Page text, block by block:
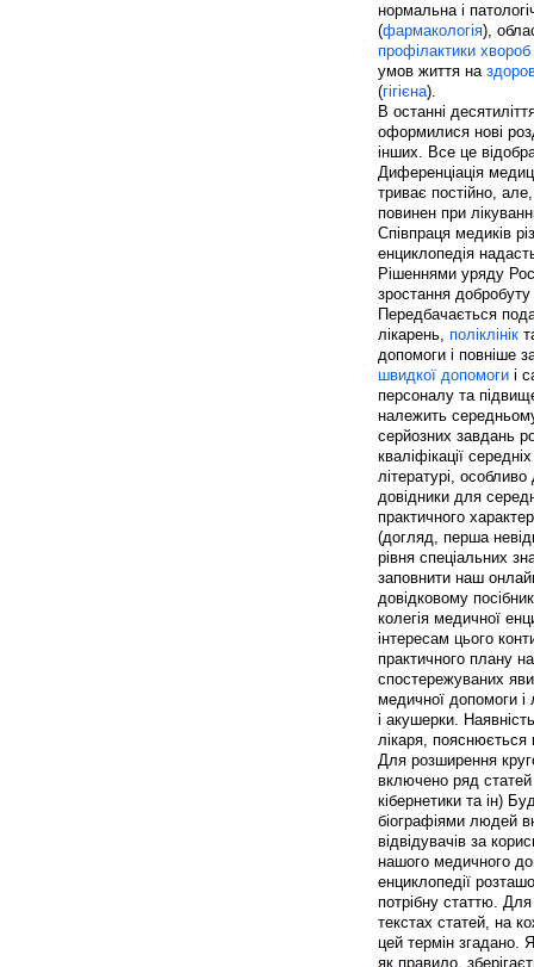
нормальна і
(фармакологія),
профілактики хвороб
умов життя на
(гігієна).
В останні
оформилися нові
інших. Все це
Диференціація
триває постійно,
повинен при
Співпраця медиків
енциклопедія
Рішеннями уряду
зростання
Передбачається
лікарень, поліклінік
допомоги і повніше
швидкої допомоги і
персоналу та
належить
серйозних завдань
кваліфікації
літературі,
довідники для
практичного
(догляд, перша
рівня спеціальних
заповнити наш
довідковому
колегія медичної
інтересам цього
практичного плану
спостережуваних
медичної допомоги
і акушерки.
лікаря, пояснюється
Для розширення
включено ряд статей
кібернетики та ін)
біографіями людей
відвідувачів за
нашого медичного
енциклопедії
потрібну статтю. Для
текстах статей, на
цей термін згадано.
як правило,